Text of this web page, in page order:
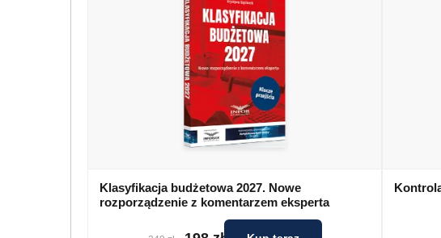
Klasyfikacja budżetowa 2027. Nowe
rozporządzenie z komentarzem eksperta